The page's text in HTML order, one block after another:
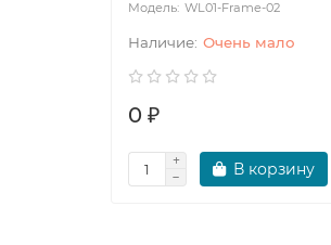
WL01-Frame-02
Очень мало
0 ₽
В корзину